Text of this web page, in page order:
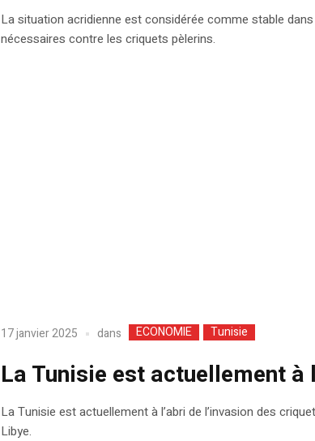
La situation acridienne est considérée comme stable
nécessaires contre les criquets pèlerins.
17 janvier 2025 dans ECONOMIE Tunisie
La Tunisie est actuellement à
La Tunisie est actuellement à l’abri de l’invasion des
Libye.